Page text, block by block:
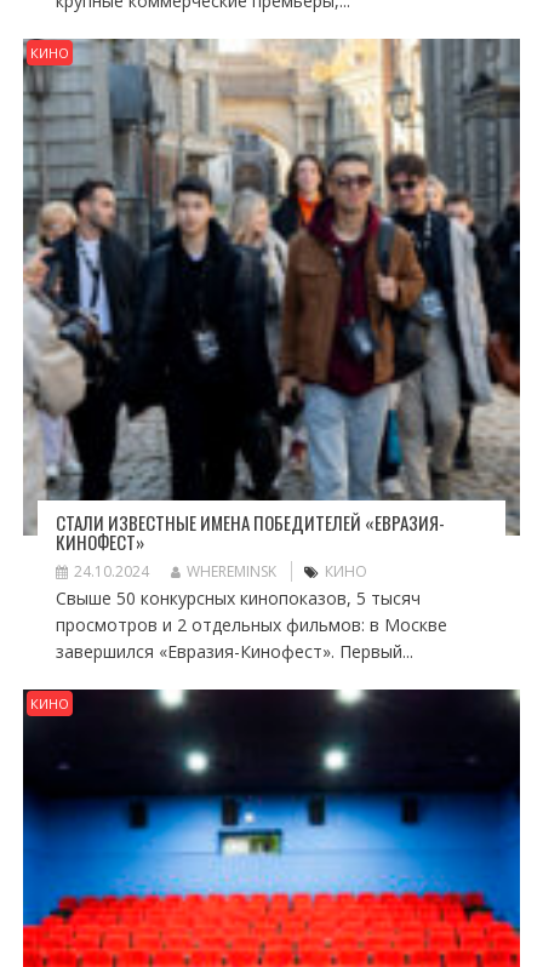
КИНО
СТАЛИ ИЗВЕСТНЫЕ ИМЕНА ПОБЕДИТЕЛЕЙ «ЕВРАЗИЯ-
КИНОФЕСТ»
24.10.2024 WHEREMINSK КИНО
Свыше 50 конкурсных кинопоказов, 5 тысяч
просмотров и 2 отдельных фильмов: в Москве
завершился «Евразия-Кинофест». Первый...
КИНО